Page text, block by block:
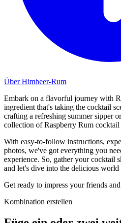
Über Himbeer-Rum
Embark on a flavorful journey with
ingredient that's taking the cocktail
crafting a refreshing summer sipper
collection of Raspberry Rum
With easy-to-follow instructions,
photos, we've got everything you
experience. So, gather your cocktail
and let's dive into the delicious
Get ready to impress your friends
Kombination erstellen